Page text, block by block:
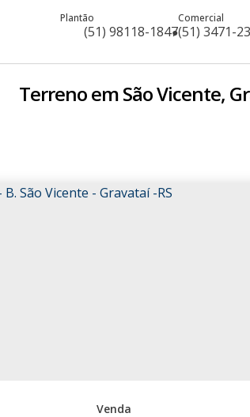
(51) 98118-1847
Plantão
(51) 3471-
Comercial
Terreno em São Vicente,